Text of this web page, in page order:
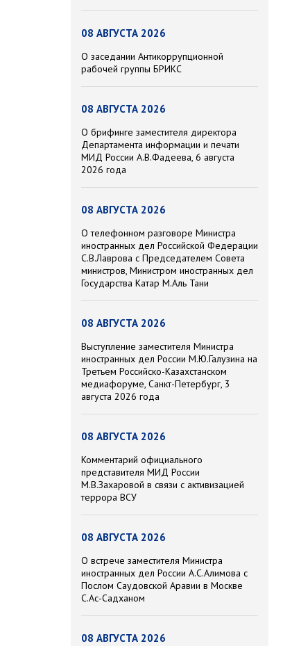
08 АВГУСТА 2026
О заседании Антикоррупционной
рабочей группы БРИКС
08 АВГУСТА 2026
О брифинге заместителя директора
Департамента информации и печати
МИД России А.В.Фадеева, 6 августа
2026 года
08 АВГУСТА 2026
О телефонном разговоре Министра
иностранных дел Российской Федерации
С.В.Лаврова с Председателем Совета
министров, Министром иностранных дел
Государства Катар М.Аль Тани
08 АВГУСТА 2026
Выступление заместителя Министра
иностранных дел России М.Ю.Галузина на
Третьем Российско-Казахстанском
медиафоруме, Санкт-Петербург, 3
августа 2026 года
08 АВГУСТА 2026
Комментарий официального
представителя МИД России
М.В.Захаровой в связи с активизацией
террора ВСУ
08 АВГУСТА 2026
О встрече заместителя Министра
иностранных дел России А.С.Алимова с
Послом Саудовской Аравии в Москве
С.Ас-Садханом
08 АВГУСТА 2026